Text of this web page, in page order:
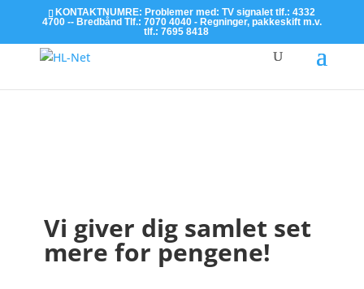
KONTAKTNUMRE: Problemer med: TV signalet tlf.: 4332
4700 -- Bredbånd Tlf.: 7070 4040 - Regninger, pakkeskift m.v.
tlf.: 7695 8418
Vi giver dig samlet set
mere for pengene!